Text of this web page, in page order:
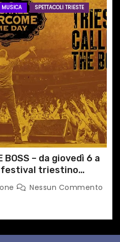
MUSICA SPETTACOLI TRIESTE
BOSS – da giovedì 6 a
festival triestino
Nessun Commento